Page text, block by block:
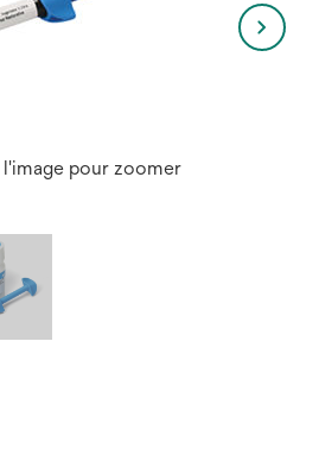
l'image pour zoomer